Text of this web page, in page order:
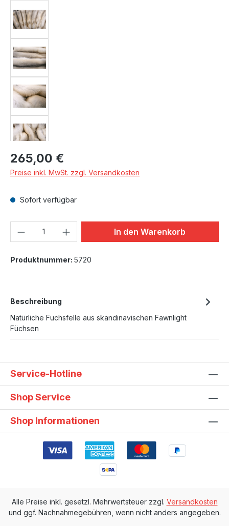
Regulärer Preis:
265,00 €
Preise inkl. MwSt. zzgl. Versandkosten
Sofort verfügbar
Produkt Anzahl: Gib denIn den Warenkorb
Produktnummer: 5720
Beschreibung
Natürliche Fuchsfelle aus skandinavischen Fawnlight
Füchsen
Service-Hotline
Shop Service
Shop Informationen
Alle Preise inkl. gesetzl. Mehrwertsteuer zzgl. Versandkosten
und ggf. Nachnahmegebühren, wenn nicht anders angegeben.